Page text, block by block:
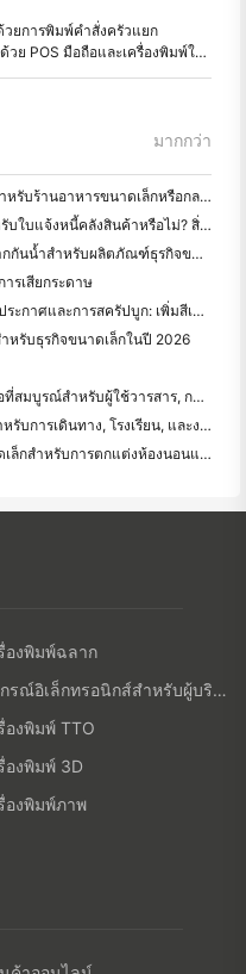
ยการพิมพ์คำสั่งครัวแยก
อและเครื่องพิมพ์ใบเสร็จ HPRT TP80N
มากกว่า
วิธีเลือกซอฟต์แวร์ร้านอาหารที่เหมาะสมสำหรับร้านอาหารขนาดเล็กหรือกลางของคุณ
คุณต้องการเครื่องพิมพ์ A4 แบบพกพาสำหรับใบแจ้งหนี้คลังสินค้าหรือไม่? สิ่งที่ทํางานจริง
เครื่องพิมพ์ฉลากความร้อนสามารถทำฉลากกันน้ำสำหรับผลิตภัณฑ์ธุรกิจขนาดเล็กได้หรือไม่?
รเสียกระดาษ
เครื่องสร้างฉลากสีที่ดีที่สุดสําหรับการวาดประกาศและการสครัปบูก: เพิ่มสีเพิ่มเติมในทุกหน้า
หรับธุรกิจขนาดเล็กในปี 2026
วิธีการเลือกเครื่องพิมพ์รูปถ่ายกระเป๋า: คู่มือที่สมบูรณ์สําหรับผู้ใช้วารสาร, การเดินทาง, และ iPhone
เครื่องพิมพ์แบบพกพาที่ไม่มีหมึกที่ดีที่สุดสําหรับการเดินทาง, โรงเรียน, และงานมือถือ: Hanin MT620 Pro รีวิว
แนวคิดและเคล็ดลับการวางผนังภาพขนาดเล็กสำหรับการตกแต่งห้องนอนและห้องพัก
องพิมพ์ฉลาก
อุปกรณ์อิเล็กทรอนิกส์สำหรับผู้บริโภค
องพิมพ์ TTO
องพิมพ์ 3D
องพิมพ์ภาพ